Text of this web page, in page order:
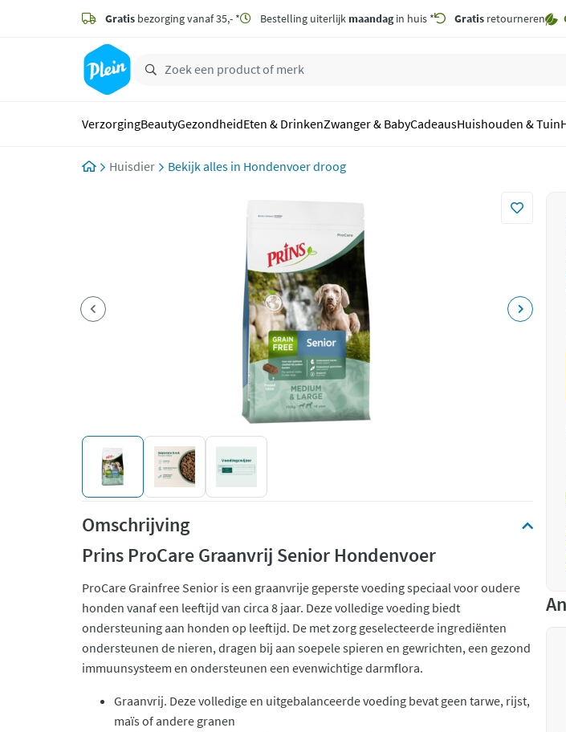
zoeken
hoofdinhoud
Gratis bezorging vanaf 35,- * Bestelling uiterlijk maandagin huis * Gratis retourneren
VerzorgingBeautyGezondheidEten & DrinkenZwanger & BabyCadeausHuishouden & Tuin
Huisdier Hondenvoer droog
Omschrijving
Prins ProCare Graanvrij Senior Hondenvoer
ProCare Grainfree Senior is een graanvrije geperste voeding speciaal voor oudere
honden vanaf een leeftijd van circa 8 jaar. Deze volledige voeding biedt
ondersteuning aan honden op leeftijd. De met zorg geselecteerde ingrediënten
ondersteunen de nieren, dragen bij aan soepele spieren en gewrichten, een gezond
immuunsysteem en ondersteunen een evenwichtige darmflora.
Graanvrij. Deze volledige en uitgebalanceerde voeding bevat geen tarwe, rijst,
maïs of andere granen